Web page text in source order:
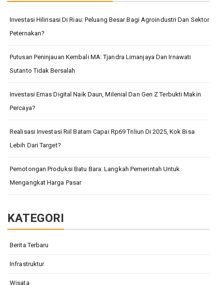
Investasi Hilirisasi Di Riau: Peluang Besar Bagi Agroindustri Dan Sektor
Peternakan?
Putusan Peninjauan Kembali MA: Tjandra Limanjaya Dan Irnawati
Sutanto Tidak Bersalah
Investasi Emas Digital Naik Daun, Milenial Dan Gen Z Terbukti Makin
Percaya?
Realisasi Investasi Riil Batam Capai Rp69 Triliun Di 2025, Kok Bisa
Lebih Dari Target?
Pemotongan Produksi Batu Bara: Langkah Pemerintah Untuk
Mengangkat Harga Pasar
KATEGORI
Berita Terbaru
Infrastruktur
Wisata